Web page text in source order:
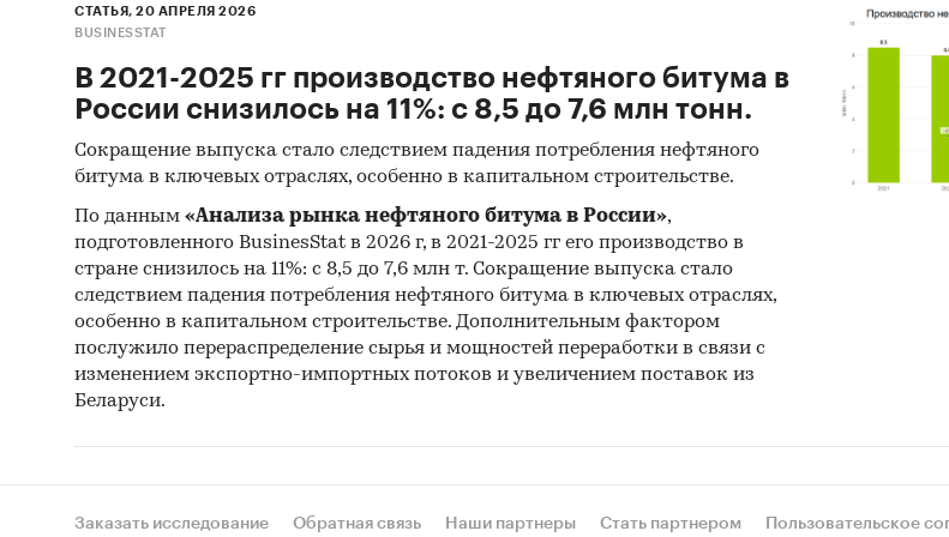
− Результаты исследований опубликованы в
специализированных и научных изданиях,
экономики», «Коммерсантъ», «Эксперт»,
строительства», «Цемент и его применение»,
газета», «АСН-инфо», «Строительный
других.
− Авторские разработки «Амикрон-
при финансировании инвестиционных
деятельности компаний строительного
Любое из подготовленных компанией
обновлено, дополнено, расширено.
асфальта
Россия
Сибирский федеральный округ
СТАТЬЯ, 20 АПРЕЛЯ 2026
BUSINESSTAT
В 2021-2025 гг производство нефтяного битума в
России снизилось на 11%: с 8,5 до 7,6 млн тонн.
Сокращение выпуска стало следствием падения потребления нефтяного
битума в ключевых отраслях, особенно в капитальном строительстве.
По данным «Анализа рынка нефтяного битума в России»,
подготовленного BusinesStat в 2026 г, в 2021-2025 гг его производство в
стране снизилось на 11%: с 8,5 до 7,6 млн т. Сокращение выпуска стало
следствием падения потребления нефтяного битума в ключевых отраслях,
особенно в капитальном строительстве. Дополнительным фактором
послужило перераспределение сырья и мощностей переработки в связи с
изменением экспортно-импортных потоков и увеличением поставок из
Беларуси.
Заказать исследование Обратная связь Наши партнеры Стать партнером Пользовательское